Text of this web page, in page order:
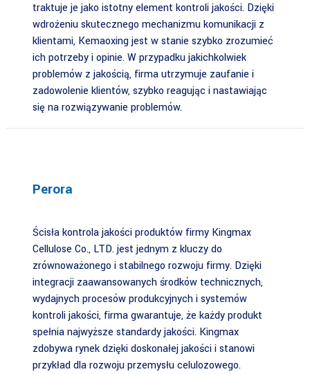
traktuje je jako istotny element kontroli jakości. Dzięki
wdrożeniu skutecznego mechanizmu komunikacji z
klientami, Kemaoxing jest w stanie szybko zrozumieć
ich potrzeby i opinie. W przypadku jakichkolwiek
problemów z jakością, firma utrzymuje zaufanie i
zadowolenie klientów, szybko reagując i nastawiając
się na rozwiązywanie problemów.
Perora
Ścisła kontrola jakości produktów firmy Kingmax
Cellulose Co., LTD. jest jednym z kluczy do
zrównoważonego i stabilnego rozwoju firmy. Dzięki
integracji zaawansowanych środków technicznych,
wydajnych procesów produkcyjnych i systemów
kontroli jakości, firma gwarantuje, że każdy produkt
spełnia najwyższe standardy jakości. Kingmax
zdobywa rynek dzięki doskonałej jakości i stanowi
przykład dla rozwoju przemysłu celulozowego.